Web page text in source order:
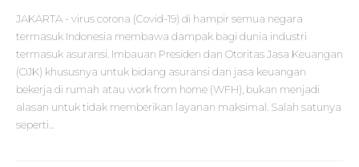
JAKARTA - virus corona (Covid-19) di hampir semua negara
termasuk Indonesia membawa dampak bagi dunia industri
termasuk asuransi. Imbauan Presiden dan Otoritas Jasa Keuangan
(OJK) khususnya untuk bidang asuransi dan jasa keuangan
bekerja di rumah atau work from home (WFH), bukan menjadi
alasan untuk tidak memberikan layanan maksimal. Salah satunya
seperti...